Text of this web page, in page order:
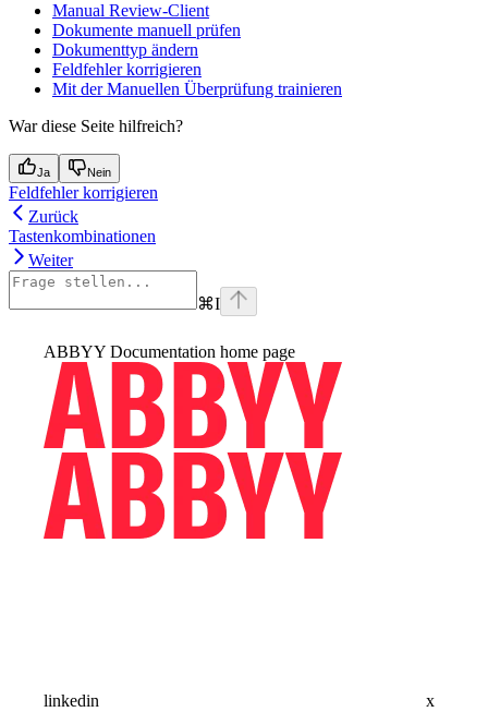
Manual Review-Client
Dokumente manuell prüfen
Dokumenttyp ändern
Feldfehler korrigieren
Mit der Manuellen Überprüfung trainieren
War diese Seite hilfreich?
Ja Nein
Feldfehler korrigieren
Zurück
Tastenkombinationen
Weiter
⌘I
ABBYY Documentation home page
linkedin x